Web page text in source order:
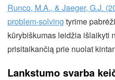
Runco, M.A., & Jaeger, G.J.
problem-solving tyrime
kūrybiškumas leidžia išlaikyti
prisitaikančią prie nuolat
Lankstumo svarba